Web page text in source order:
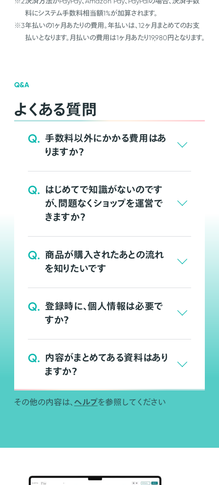
料にシステム手数料相当額1%が加算されます。
※3年払いの1ヶ月あたりの費用。年払いは、12ヶ月まとめてのお支
払いとなります。月払いの費用は1ヶ月あたり19,980円となります。
Q&A
よくある質問
Q. 手数料以外にかかる費用はあ
りますか？
Q. はじめてで知識がないのです
が、問題なくショップを運営で
きますか？
Q. 商品が購入されたあとの流れ
を知りたいです
Q. 登録時に、個人情報は必要で
すか？
Q. 内容がまとめてある資料はあり
ますか？
その他の内容は、 ヘルプを参照してください